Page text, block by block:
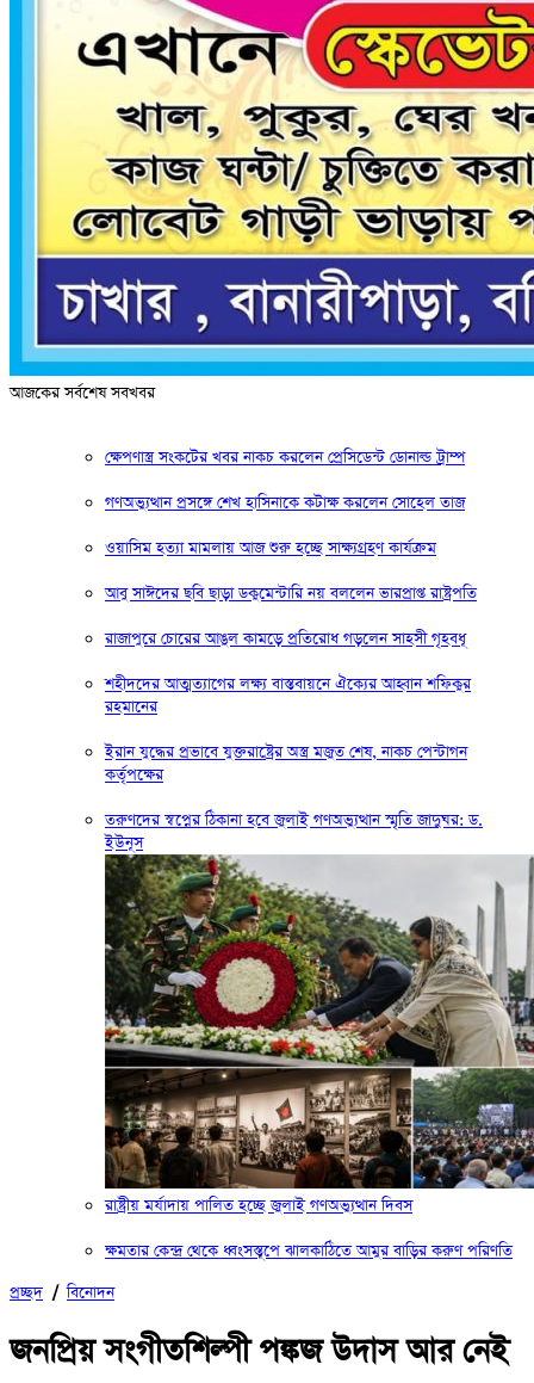
আজকের সর্বশেষ সবখবর
ক্ষেপণাস্ত্র সংকটের খবর নাকচ করলেন প্রেসিডেন্ট ডোনাল্ড ট্রাম্প
গণঅভ্যুত্থান প্রসঙ্গে শেখ হাসিনাকে কটাক্ষ করলেন সোহেল তাজ
ওয়াসিম হত্যা মামলায় আজ শুরু হচ্ছে সাক্ষ্যগ্রহণ কার্যক্রম
আবু সাঈদের ছবি ছাড়া ডকুমেন্টারি নয় বললেন ভারপ্রাপ্ত রাষ্ট্রপতি
রাজাপুরে চোরের আঙুল কামড়ে প্রতিরোধ গড়লেন সাহসী গৃহবধূ
শহীদদের আত্মত্যাগের লক্ষ্য বাস্তবায়নে ঐক্যের আহ্বান শফিকুর
রহমানের
ইরান যুদ্ধের প্রভাবে যুক্তরাষ্ট্রের অস্ত্র মজুত শেষ, নাকচ পেন্টাগন
কর্তৃপক্ষের
তরুণদের স্বপ্নের ঠিকানা হবে জুলাই গণঅভ্যুত্থান স্মৃতি জাদুঘর: ড.
ইউনূস
রাষ্ট্রীয় মর্যাদায় পালিত হচ্ছে জুলাই গণঅভ্যুত্থান দিবস
ক্ষমতার কেন্দ্র থেকে ধ্বংসস্তূপে ঝালকাঠিতে আমুর বাড়ির করুণ পরিণতি
প্রচ্ছদ /বিনোদন
জনপ্রিয় সংগীতশিল্পী পঙ্কজ উদাস আর নেই